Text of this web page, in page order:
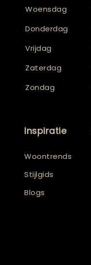
Woensdag
Donderdag
Vrijdag
Zaterdag
Zondag
Inspiratie
Woontrends
Stijlgids
Blogs